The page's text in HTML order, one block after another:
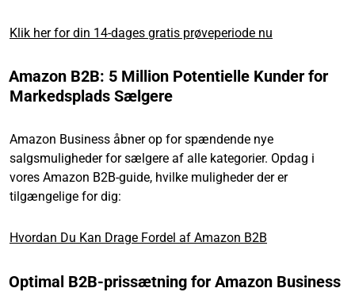
Klik her for din 14-dages gratis prøveperiode nu
Amazon B2B: 5 Million Potentielle Kunder for
Markedsplads Sælgere
Amazon Business åbner op for spændende nye
salgsmuligheder for sælgere af alle kategorier. Opdag i
vores Amazon B2B-guide, hvilke muligheder der er
tilgængelige for dig:
Hvordan Du Kan Drage Fordel af Amazon B2B
Optimal B2B-prissætning for Amazon Business